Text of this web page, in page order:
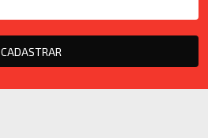
CADASTRAR